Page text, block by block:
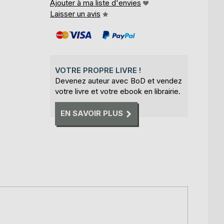
Ajouter à ma liste d'envies
Laisser un avis
VOTRE PROPRE LIVRE !
Devenez auteur avec BoD et vendez
votre livre et votre ebook en librairie.
EN SAVOIR PLUS